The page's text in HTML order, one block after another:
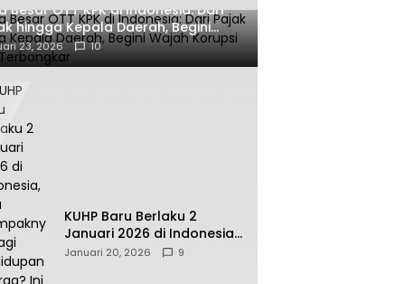
Besar OTT KPK di Indonesia: Dari
hingga Kepala Daerah, Begini
Korupsi yang Terbongkar
23, 2026 10
KUHP Baru Berlaku 2
Januari 2026 di Indonesia,
Apa Dampaknya bagi
Januari 20, 2026 9